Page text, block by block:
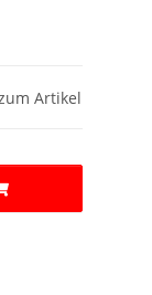
Artikel